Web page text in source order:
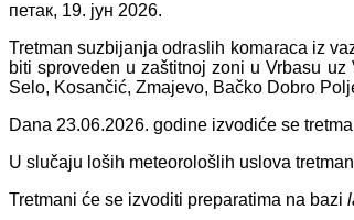
петак, 19. јун 2026.
Tretman suzbijanja odraslih komaraca iz
biti sproveden u zaštitnoj zoni u Vrbasu
Selo, Kosančić, Zmajevo, Bačko Dobro
Dana 23.06.2026. godine izvodiće se
U slučaju loših meteorološlih uslova
Tretmani će se izvoditi preparatima na bazi